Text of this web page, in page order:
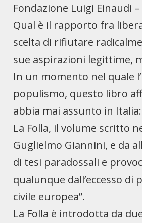
Fondazione Luigi Einaudi
Qual è il rapporto fra
scelta di rifiutare
sue aspirazioni legittime,
In un momento nel quale
populismo, questo libro
abbia mai assunto in
La Folla, il volume scritto
Guglielmo Giannini, e da
di tesi paradossali e
qualunque dall’eccesso di
civile europea”.
La Folla è introdotta da